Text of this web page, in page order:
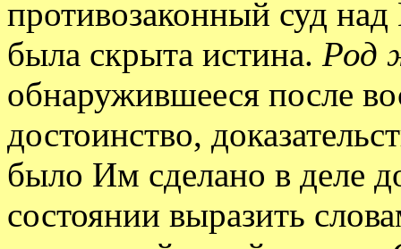
противозаконный суд
была скрыта истина. Род
обнаружившееся после
достоинство,
было Им сделано в деле
состоянии выразить